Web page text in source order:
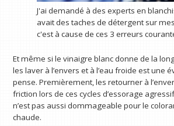
J'ai demandé à des experts en
avait des taches de détergent sur
c'est à cause de ces 3 erreurs
Et même si le vinaigre blanc donne de la
les laver à l’envers et à l’eau froide est une
pense. Premièrement, les retourner à
friction lors de ces cycles d’essorage
n’est pas aussi dommageable pour le
chaude.